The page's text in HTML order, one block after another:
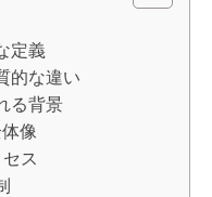
定義
的な違い
る背景
像
ス